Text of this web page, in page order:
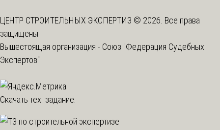
ЦЕНТР СТРОИТЕЛЬНЫХ ЭКСПЕРТИЗ © 2026. Все права
защищены
Вышестоящая организация - Союз "Федерация Судебных
Экспертов"
Скачать тех. задание: